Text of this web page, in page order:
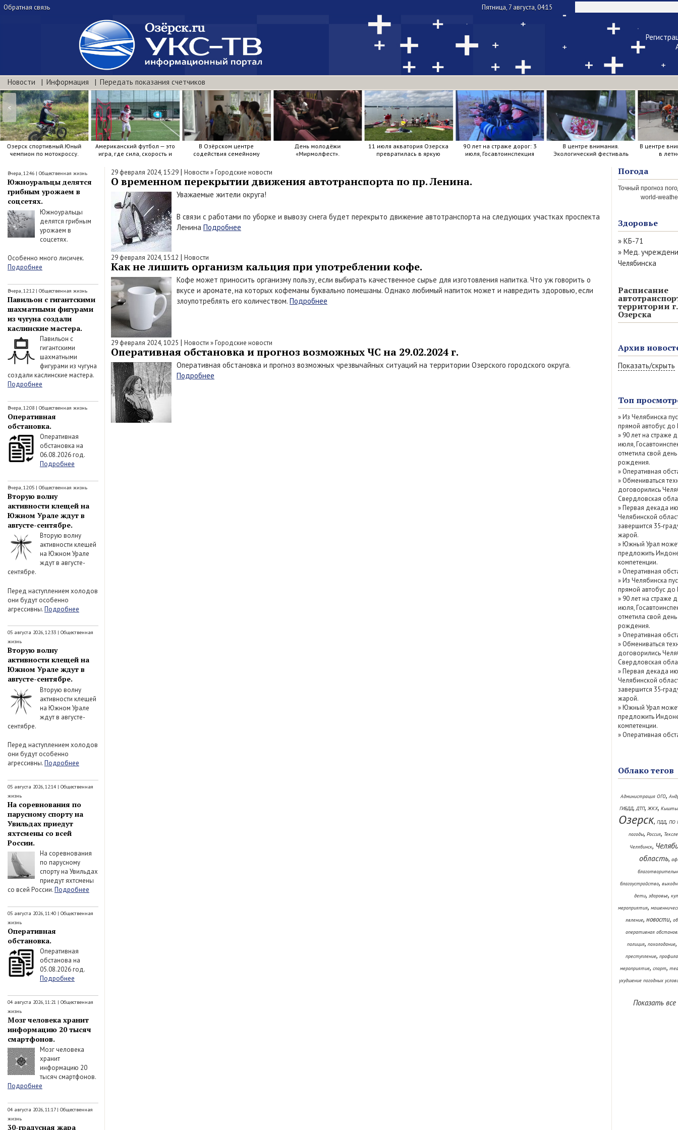
Обратная связь Пятница, 7 августа, 04:15
Чужой
Напомнить
Новости Информация Передать показания счетчиков
Озерск спортивный.Юный
чемпион по мотокроссу.
Американский футбол — это
игра, где сила, скорость и
В Озёрском центре
содействия семейному
День молодёжи
«Мирмолфест».
11 июля акватория Озерска
превратилась в яркую
90 лет на страже дорог: 3
июля, Госавтоинспекция
В центре внимания.
Экологический фестиваль
В центре
в
<
Вчера, 12:46 | Общественная жизнь
Южноуральцы делятся
грибным урожаем в
соцсетях.
Южноуральцы
делятся грибным
урожаем в
соцсетях.
Особенно много лисичек.
Подробнее
Вчера, 12:12 | Общественная жизнь
Павильон с гигантскими
шахматными фигурами
из чугуна создали
каслинские мастера.
Павильон с
гигантскими
шахматными
фигурами из чугуна
создали каслинские мастера.
Подробнее
Вчера, 12:08 | Общественная жизнь
Оперативная
обстановка.
Оперативная
обстановка на
06.08.2026 год.
Подробнее
Вчера, 12:05 | Общественная жизнь
Вторую волну
активности клещей на
Южном Урале ждут в
августе-сентябре.
Вторую волну
активности клещей
на Южном Урале
ждут в августе-
сентябре.
Перед наступлением холодов
они будут особенно
агрессивны.Подробнее
05 августа 2026, 12:33 | Общественная
жизнь
Вторую волну
активности клещей на
Южном Урале ждут в
августе-сентябре.
Вторую волну
активности клещей
на Южном Урале
ждут в августе-
сентябре.
Перед наступлением холодов
они будут особенно
агрессивны.Подробнее
05 августа 2026, 12:14 | Общественная
жизнь
На соревнования по
парусному спорту на
Увильдах приедут
яхтсмены со всей
России.
На соревнования
по парусному
спорту на Увильдах
приедут яхтсмены
со всей России.Подробнее
05 августа 2026, 11:40 | Общественная
жизнь
Оперативная
обстановка.
Оперативная
обстанова на
05.08.2026 год.
Подробнее
04 августа 2026, 11:21 | Общественная
жизнь
Мозг человека хранит
информацию 20 тысяч
смартфонов.
Мозг человека
хранит
информацию 20
тысяч смартфонов.
Подробнее
04 августа 2026, 11:17| Общественная
жизнь
30-градусная жара
29 февраля 2024, 15:29 | Новости »Городские новости
О временном перекрытии движения автотранспорта по пр. Ленина.
Уважаемые жители округа!
В связи с работами по уборке и вывозу снега будет перекрыто движение автотранспорта на следующих участках проспекта
Ленина Подробнее
29 февраля 2024, 15:12 | Новости
Как не лишить организм кальция при употреблении кофе.
Кофе может приносить организму пользу, если выбирать качественное сырье для изготовления напитка. Что уж говорить о
вкусе и аромате, на которых кофеманы буквально помешаны. Однако любимый напиток может и навредить здоровью, если
злоупотреблять его количеством. Подробнее
29 февраля 2024, 10:25 | Новости »Городские новости
Оперативная обстановка и прогноз возможных ЧС на 29.02.2024 г.
Оперативная обстановка и прогноз возможных чрезвычайных ситуаций на территории Озерского городского округа.
Подробнее
Погода
world-
Здоровье
» КБ-71
» Мед.
Челябинска
Расписание
территории г.
Озерска
Архив
Показать/скрыть
Июль 2026 (77)
Июнь 2026 (52)
Май 2026 (69)
Апрель 2026
Март 2026 (79)
Показать /
архив
Топ
»Из Челябинска
прямой автобус
» 90 лет на страже
июля,
отметила свой день
рождения.
» Оперативная
» Обмениваться
договорились
Свердловская
»Первая декада
Челябинской
завершится
жарой.
»Южный Урал
предложить
компетенции.
» Оперативная
»Из Челябинска
прямой автобус
» 90 лет на страже
июля,
отметила свой день
рождения.
» Оперативная
» Обмениваться
договорились
Свердловская
»Первая декада
Челябинской
завершится
жарой.
»Южный Урал
предложить
компетенции.
» Оперативная
Облако тегов
Администрация ОГО,
ГИБДД,ДТП, ЖКХ,
Озерск, ПДД, ПО
погоды, Россия,
Челябинск,
область,
благоустройство,
дети, здоровье,
мероприятия,
явление, новости,
оперативная
полиция, похолодание,
преступление,
мероприятие, спорт,
ухудшение погодных
Показать